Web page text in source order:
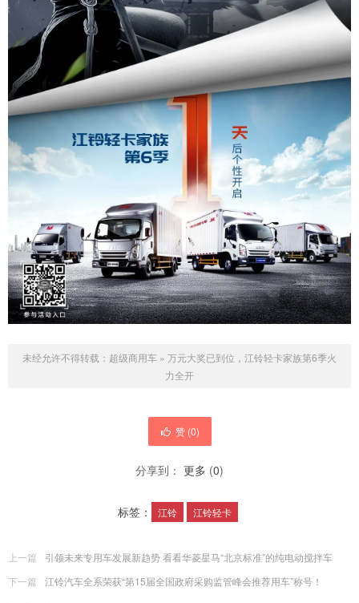
未经允许不得转载： 超级商用车 » 万元大奖已到位，江铃轻卡家族第6季火
力全开
赞 (0)
分享到： 更多 (0)
标签： 江铃 江铃轻卡
上一篇
引领未来专用车发展新趋势 看看华菱星马“北京标准”的纯电动搅拌车
下一篇
江铃汽车全系荣获“第15届全国政府采购监管峰会推荐用车”称号！